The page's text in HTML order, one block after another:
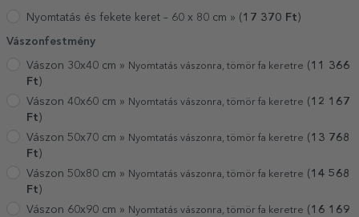
Nyomtatás és fekete keret – 60 x 80 cm » (17 370 Ft)
Vászonfestmény
Vászon 30x40 cm » Nyomtatás vászonra, tömör fa keretre (11 366
Ft)
Vászon 40x60 cm » Nyomtatás vászonra, tömör fa keretre (12 167
Ft)
Vászon 50x70 cm » Nyomtatás vászonra, tömör fa keretre (13 768
Ft)
Vászon 50x80 cm » Nyomtatás vászonra, tömör fa keretre (14 568
Ft)
Vászon 60x90 cm » Nyomtatás vászonra, tömör fa keretre (16 169